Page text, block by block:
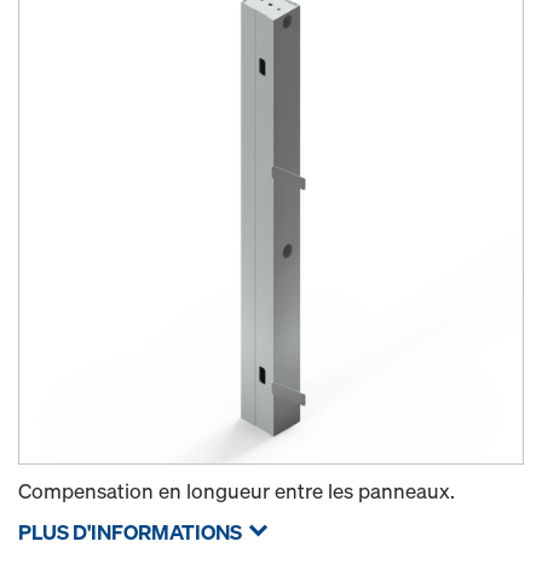
Compensation en longueur entre les panneaux.
PLUS D'INFORMATIONS